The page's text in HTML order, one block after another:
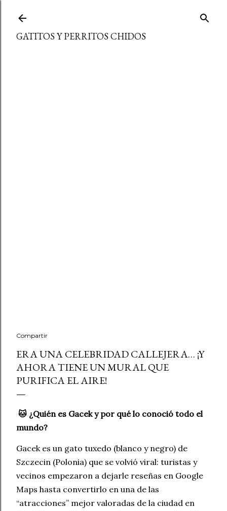
GATITOS Y PERRITOS CHIDOS
Compartir
ERA UNA CELEBRIDAD CALLEJERA… ¡Y
AHORA TIENE UN MURAL QUE
PURIFICA EL AIRE!
🐱 ¿Quién es Gacek y por qué lo conoció todo el
mundo?
Gacek es un gato tuxedo (blanco y negro) de
Szczecin (Polonia) que se volvió viral: turistas y
vecinos empezaron a dejarle reseñas en Google
Maps hasta convertirlo en una de las
“atracciones” mejor valoradas de la ciudad en